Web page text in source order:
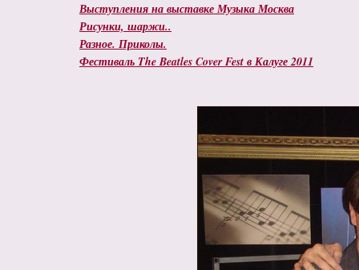
Выступления на выставке Музыка Москва
Рисунки, шаржи..
Разное. Приколы.
Фестиваль The Beatles Cover Fest в Калуге 2011